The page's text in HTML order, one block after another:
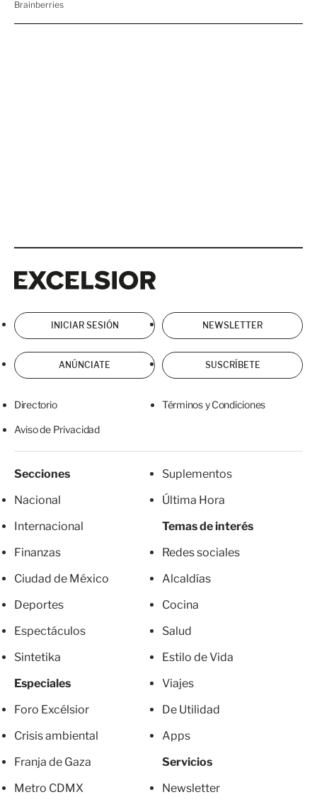
INICIAR SESIÓN NEWSLETTER
ANÚNCIATE SUSCRÍBETE
Directorio Términos y Condiciones
Aviso de Privacidad
Secciones
Nacional
Internacional
Finanzas
Ciudad de México
Deportes
Espectáculos
Sintetika
Especiales
Foro Excélsior
Crisis ambiental
Franja de Gaza
Metro CDMX
Suplementos
Última Hora
Temas de interés
Redes sociales
Alcaldías
Cocina
Salud
Estilo de Vida
Viajes
De Utilidad
Apps
Servicios
Newsletter